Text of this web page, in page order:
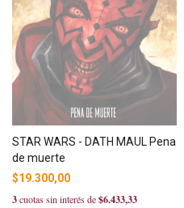
STAR WARS - DATH MAUL Pena
de muerte
$19.300,00
3cuotas sin interés de$6.433,33